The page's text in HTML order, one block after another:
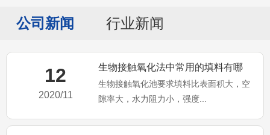
公司新闻 行业新闻
12
2020/11
生物接触氧化法中常用的填料有哪
些?
生物接触氧化池要求填料比表面积大，空
隙率大，水力阻力小，强度...